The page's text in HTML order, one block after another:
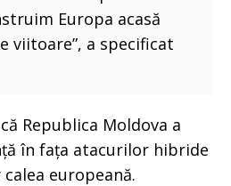
Europa acasă
viitoare”, a specificat
Republica Moldova a
în fața atacurilor hibride
europeană.